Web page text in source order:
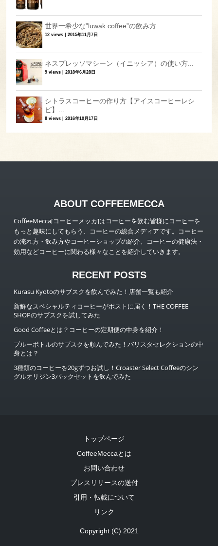
世界一希少な”luwak coffee”の飲み方
12 views |2015年11月7日
ネスプレッソマシーン（イニッシア）の使い方...
9 views |2018年6月28日
シトラスコーヒーの作り方【アイスコーヒーレシ
ピ】...
8 views |2016年10月17日
ABOUT COFFEEMECCA
CoffeeMecca[コーヒーメッカ]はコーヒーを飲む皆様にコーヒーを
もっと趣味にしてもらう、コーヒーの総合メディアです。コーヒー
の淹れ方・飲み方やコーヒーショップの紹介、コーヒーの健康法・
効用などコーヒーに関わる様々なことを紹介していきます。
RECENT POSTS
Kurasu Kyotoのサブスクを飲んでみた！店舗一覧も紹介
新鮮なスペシャルティコーヒーがポストに届く！THE COFFEE
SHOPのサブスクを試してみた
Good Coffeeとは？コーヒーの定期便の中身を紹介！
ブルーボトルのサブスクを頼んでみた！バリスタセレクションの中
身とは？
3種類のコーヒーを20gずつお試し！Croaster Select Coffeeのシン
グルオリジン3パックセットを飲んでみた
トップページ
CoffeeMeccaとは
お問い合わせ
プレスリリースの送付
引用・転載について
リンク
Copyright (C) 2021